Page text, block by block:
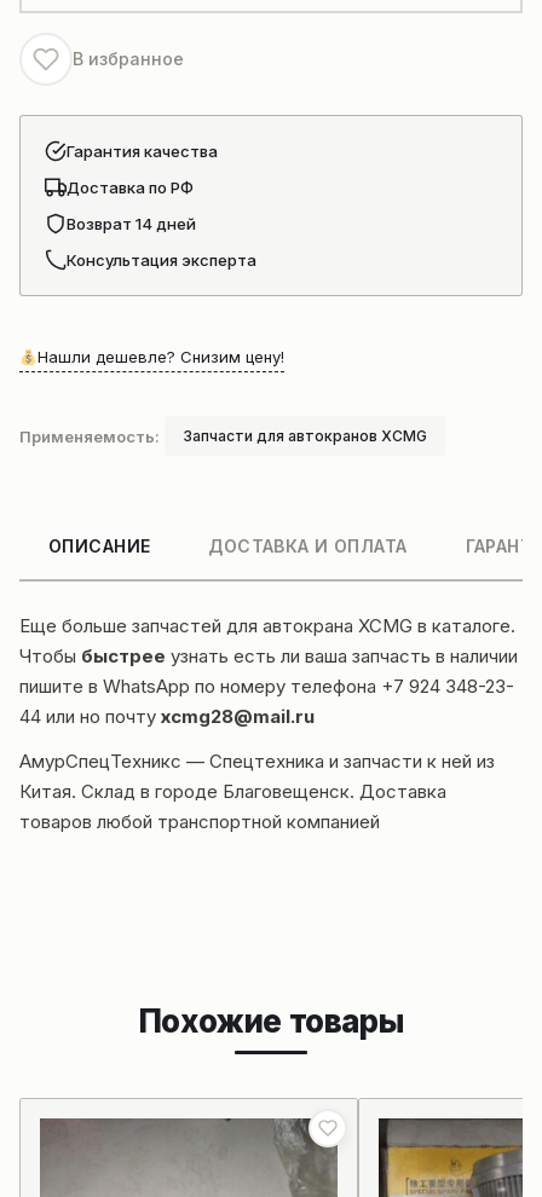
фильтра
XCMG
QY100K-В избранное
Гарантия качества
Доставка по РФ
Возврат 14 дней
Консультация эксперта
Нашли дешевле? Снизим цену!
Применяемость: Запчасти для автокранов XCMG
ОПИСАНИЕ ДОСТАВКА И ОПЛАТА
Еще больше запчастей для автокрана XCMG в каталоге.
Чтобы быстрее узнать есть ли ваша запчасть в наличии
пишите в WhatsApp по номеру телефона +7 924 348-23-
44 или но почту xcmg28@mail.ru
АмурСпецТехникс — Спецтехника и запчасти к ней из
Китая. Склад в городе Благовещенск. Доставка
товаров любой транспортной компанией
Похожие товары